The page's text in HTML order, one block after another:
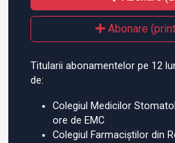
Abonare
Titularii abonamentelor pe 12
de:
Colegiul Medicilor
ore de EMC
Colegiul Farmaciștilor din